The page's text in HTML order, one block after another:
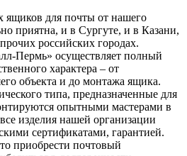
ящиков для почты от нашего
приятна, и в Сургуте, и в Казани,
российских городах.
Пермь» осуществляет полный
характера – от
объекта и до монтажа ящика.
типа, предназначенные для
опытными мастерами в
изделия нашей организации
сертификатами, гарантией.
приобрести почтовый